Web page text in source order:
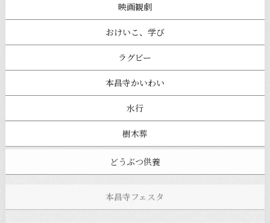
映画観劇
おけいこ、学び
ラグビー
本昌寺かいわい
水行
樹木葬
どうぶつ供養
寺ヨガ